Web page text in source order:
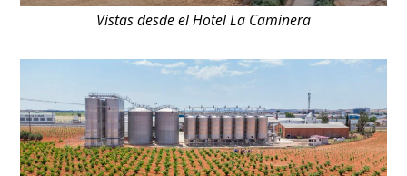
Vistas desde el Hotel La Caminera